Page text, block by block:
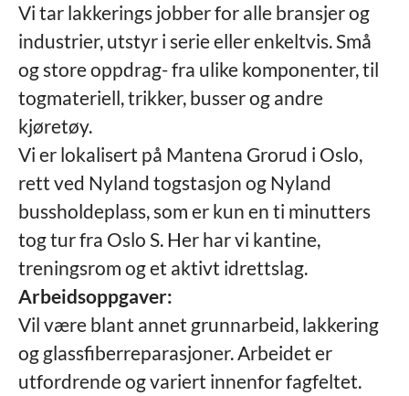
Vi tar lakkerings jobber for alle bransjer og
industrier, utstyr i serie eller enkeltvis. Små
og store oppdrag- fra ulike komponenter, til
togmateriell, trikker, busser og andre
kjøretøy.
Vi er lokalisert på Mantena Grorud i Oslo,
rett ved Nyland togstasjon og Nyland
bussholdeplass, som er kun en ti minutters
tog tur fra Oslo S. Her har vi kantine,
treningsrom og et aktivt idrettslag.
Arbeidsoppgaver:
Vil være blant annet grunnarbeid, lakkering
og glassfiberreparasjoner. Arbeidet er
utfordrende og variert innenfor fagfeltet.